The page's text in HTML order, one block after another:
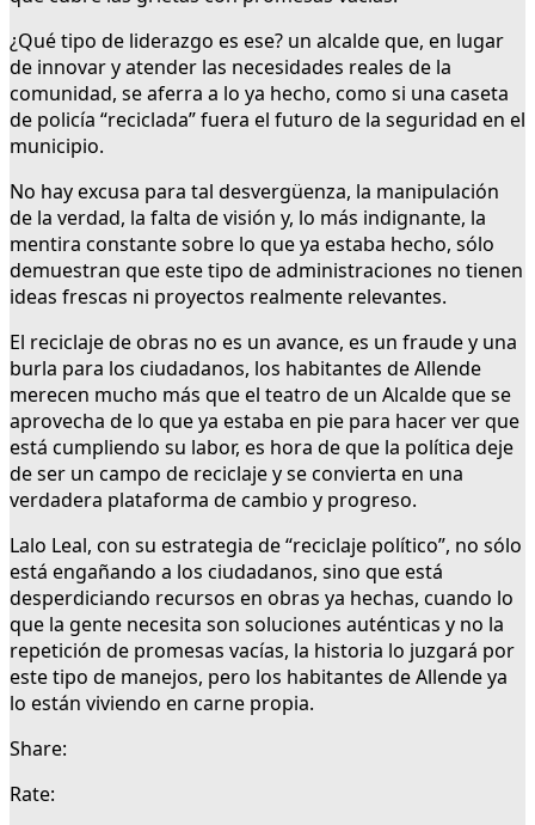
¿Qué tipo de liderazgo es ese? un alcalde que, en lugar
de innovar y atender las necesidades reales de la
comunidad, se aferra a lo ya hecho, como si una caseta
de policía “reciclada” fuera el futuro de la seguridad en el
municipio.
No hay excusa para tal desvergüenza, la manipulación
de la verdad, la falta de visión y, lo más indignante, la
mentira constante sobre lo que ya estaba hecho, sólo
demuestran que este tipo de administraciones no tienen
ideas frescas ni proyectos realmente relevantes.
El reciclaje de obras no es un avance, es un fraude y una
burla para los ciudadanos, los habitantes de Allende
merecen mucho más que el teatro de un Alcalde que se
aprovecha de lo que ya estaba en pie para hacer ver que
está cumpliendo su labor, es hora de que la política deje
de ser un campo de reciclaje y se convierta en una
verdadera plataforma de cambio y progreso.
Lalo Leal, con su estrategia de “reciclaje político”, no sólo
está engañando a los ciudadanos, sino que está
desperdiciando recursos en obras ya hechas, cuando lo
que la gente necesita son soluciones auténticas y no la
repetición de promesas vacías, la historia lo juzgará por
este tipo de manejos, pero los habitantes de Allende ya
lo están viviendo en carne propia.
Share:
Rate: